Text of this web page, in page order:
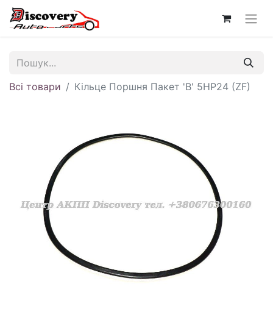
Всі товари Кільце Поршня Пакет 'B' 5HP24 (ZF)